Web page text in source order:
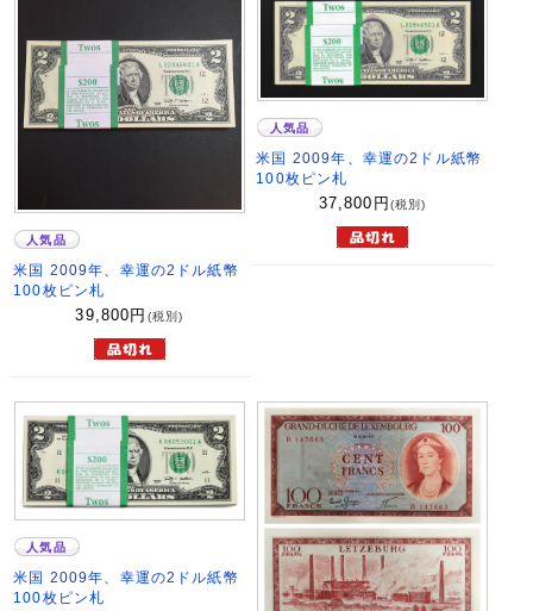
人気品
米国 2009年、幸運の2ドル紙幣
100枚ピン札
39,800 円 (税別)
人気品
米国 2009年、幸運の2ドル紙幣
100枚ピン札
37,800 円 (税別)
人気品
米国 2009年、幸運の2ドル紙幣
100枚ピン札